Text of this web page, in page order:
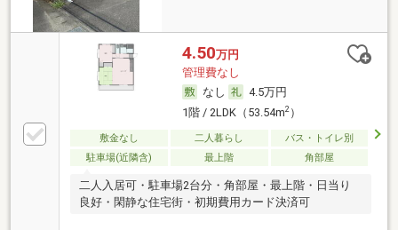
4.50万円
管理費なし
なし
4.5万円
1階 / 2LDK（53.54m2）
敷金なし 二人暮らし
バス・トイレ別
駐車場(近隣含)
最上階 角部屋
二人入居可・駐車場2台分・角部屋・最上階・日当り
良好・閑静な住宅街・初期費用カード決済可